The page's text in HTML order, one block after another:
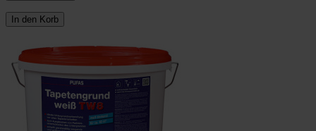
In den Korb